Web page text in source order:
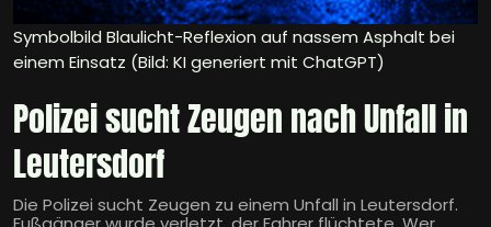
Symbolbild Blaulicht-Reflexion auf nassem Asphalt bei
einem Einsatz (Bild: KI generiert mit ChatGPT)
Polizei sucht Zeugen nach Unfall in
Leutersdorf
Die Polizei sucht Zeugen zu einem Unfall in Leutersdorf.